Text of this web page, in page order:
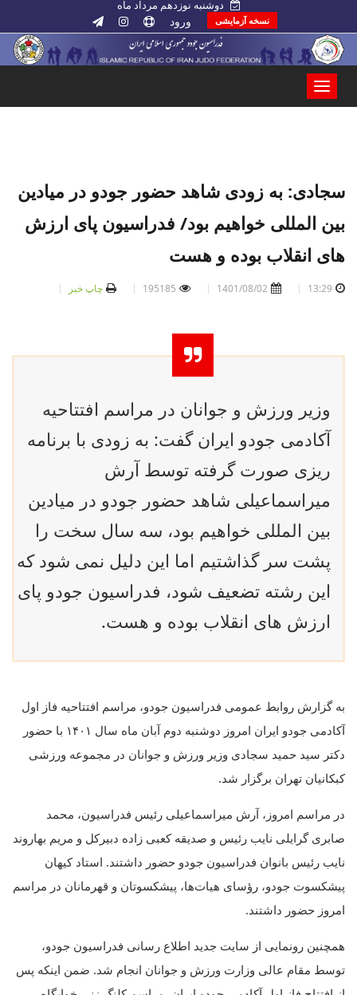
دوشنبه نوزدهم مرداد ماه
نسخه آزمایشی ورود
سجادی: به زودی شاهد حضور جودو در میادین
بین المللی خواهیم بود/ فدراسیون پای ارزش
های انقلاب بوده و هست
13:29
1401/08/02
195185 چاپ خبر
وزیر ورزش و جوانان در مراسم افتتاحیه
آکادمی جودو ایران گفت: به زودی با برنامه
ریزی صورت گرفته توسط آرش
میراسماعیلی شاهد حضور جودو در میادین
بین المللی خواهیم بود، سه سال سخت را
پشت سر گذاشتیم اما این دلیل نمی شود که
این رشته تضعیف شود، فدراسیون جودو پای
ارزش های انقلاب بوده و هست.
به گزارش روابط عمومی فدراسیون جودو، مراسم افتتاحیه فاز اول
آکادمی جودو ایران امروز دوشنبه دوم آبان ماه سال ۱۴۰۱ با حضور
دکتر سید حمید سجادی وزیر ورزش و جوانان در مجموعه ورزشی
کبکانیان تهران برگزار شد.
در مراسم امروز، آرش میراسماعیلی رئیس فدراسیون، محمد
صابری گرایلی نایب رئیس و صدیقه کعبی زاده دبیرکل و مریم بهاروند
نایب رئیس بانوان فدراسیون جودو حضور داشتند. استاد کیهان
پیشکسوت جودو، رؤسای هیات‌ها، پیشکسوتان و قهرمانان در مراسم
امروز حضور داشتند.
همچنین رونمایی از سایت جدید اطلاع رسانی فدراسیون جودو،
توسط مقام عالی وزارت ورزش و جوانان انجام شد. ضمن اینکه پس